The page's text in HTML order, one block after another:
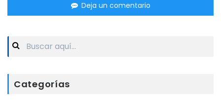
Deja un comentario
Search
Categorías